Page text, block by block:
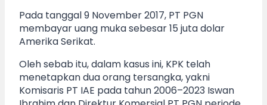
Pada tanggal 9 November 2017, PT PGN
membayar uang muka sebesar 15 juta dolar
Amerika Serikat.
Oleh sebab itu, dalam kasus ini, KPK telah
menetapkan dua orang tersangka, yakni
Komisaris PT IAE pada tahun 2006–2023 Iswan